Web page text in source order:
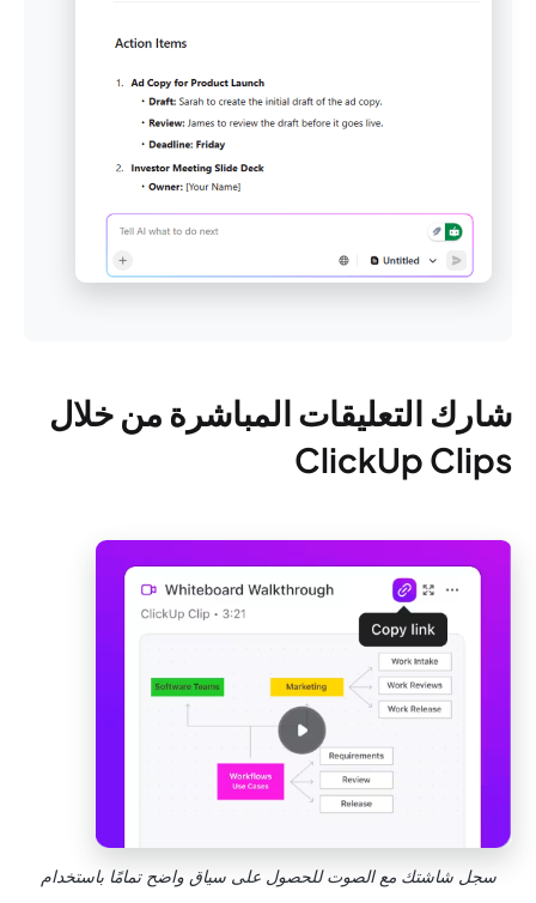
شارك التعليقات المباشرة من خلال
ClickUp Clips
سجل شاشتك مع الصوت للحصول على سياق واضح تمامًا باستخدام